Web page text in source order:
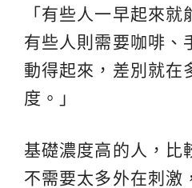
「有些人一早起來就
有些人則需要咖啡、
動得起來，差別就在
度。」
基礎濃度高的人，比
不需要太多外在刺激